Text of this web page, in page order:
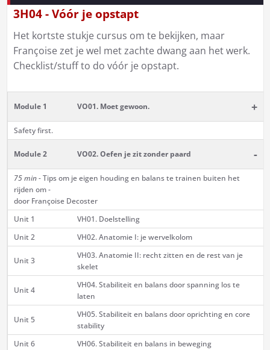
3H04 - Vóór je opstapt
Het kortste stukje cursus om te bekijken, maar
Françoise zet je wel met zachte dwang aan het werk.
Checklist/stuff to do vóór je opstapt.
Module 1 VO01. Moet gewoon. +
Safety first.
Module 2 VO02. Oefen je zit zonder paard -
75 min -Tips om je eigen houding en balans te trainen buiten het
rijden om -
door Françoise Decoster
Unit 1
VH01. Doelstelling
Unit 2
VH02. Anatomie I: je wervelkolom
Unit 3
VH03. Anatomie II: recht zitten en de rest van je
skelet
Unit 4
VH04. Stabiliteit en balans door spanning los te
laten
Unit 5
VH05. Stabiliteit en balans door oprichting en core
stability
Unit 6
VH06. Stabiliteit en balans in beweging